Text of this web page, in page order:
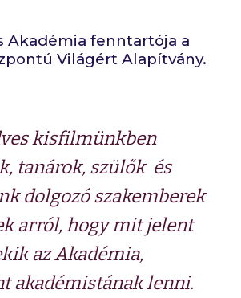
Akadémia fenntartója a
Világért Alapítvány.
kisfilmünkben
tanárok, szülők és
dolgozó szakemberek
arról, hogy mit jelent
az Akadémia,
akadémistának lenni.